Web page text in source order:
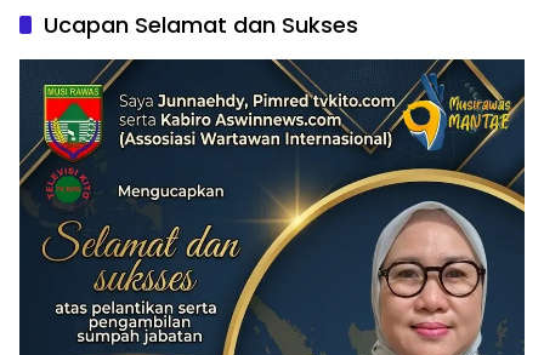
Ucapan Selamat dan Sukses